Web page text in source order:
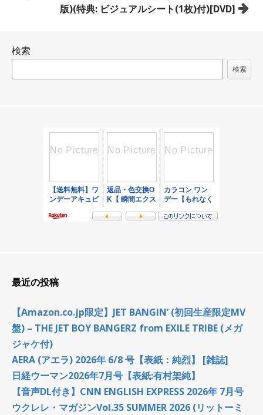
ー
版)(特典: ビジュアルシート(1枚)付)[DVD]
検索
検索
最近の投稿
【Amazon.co.jp限定】JET BANGIN’ (初回生産限定MV
盤) – THE JET BOY BANGERZ from EXILE TRIBE (メガ
ジャケ付)
AERA (アエラ) 2026年 6/8 号【表紙：純烈】 [雑誌]
日経ウーマン2026年7月号【表紙:有村架純】
【音声DL付き】CNN ENGLISH EXPRESS 2026年 7月号
ウクレレ・マガジンVol.35 SUMMER 2026 (リットーミ